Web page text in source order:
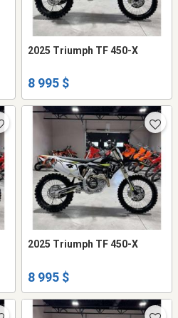
2025 Triumph TF 450-X
8 995 $
2025 Triumph TF 450-X
8 995 $